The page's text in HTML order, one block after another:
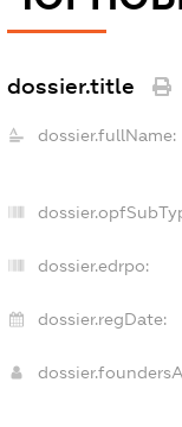
dossier.title
dossier.fullName:
dossier.edrpo:
dossier.regDate: